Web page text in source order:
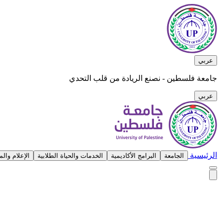
عربي
جامعة فلسطين - نصنع الريادة من قلب التحدي
عربي
الرئيسية الجامعة البرامج الأكاديمية الخدمات والحياة الطلابية الإعلام